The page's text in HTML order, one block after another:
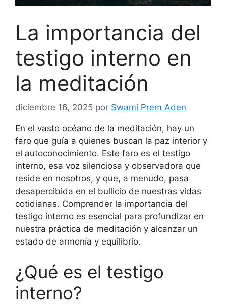
La importancia del
testigo interno en
la meditación
diciembre 16, 2025 por Swami Prem Aden
En el vasto océano de la meditación, hay un
faro que guía a quienes buscan la paz interior y
el autoconocimiento. Este faro es el testigo
interno, esa voz silenciosa y observadora que
reside en nosotros, y que, a menudo, pasa
desapercibida en el bullicio de nuestras vidas
cotidianas. Comprender la importancia del
testigo interno es esencial para profundizar en
nuestra práctica de meditación y alcanzar un
estado de armonía y equilibrio.
¿Qué es el testigo
interno?